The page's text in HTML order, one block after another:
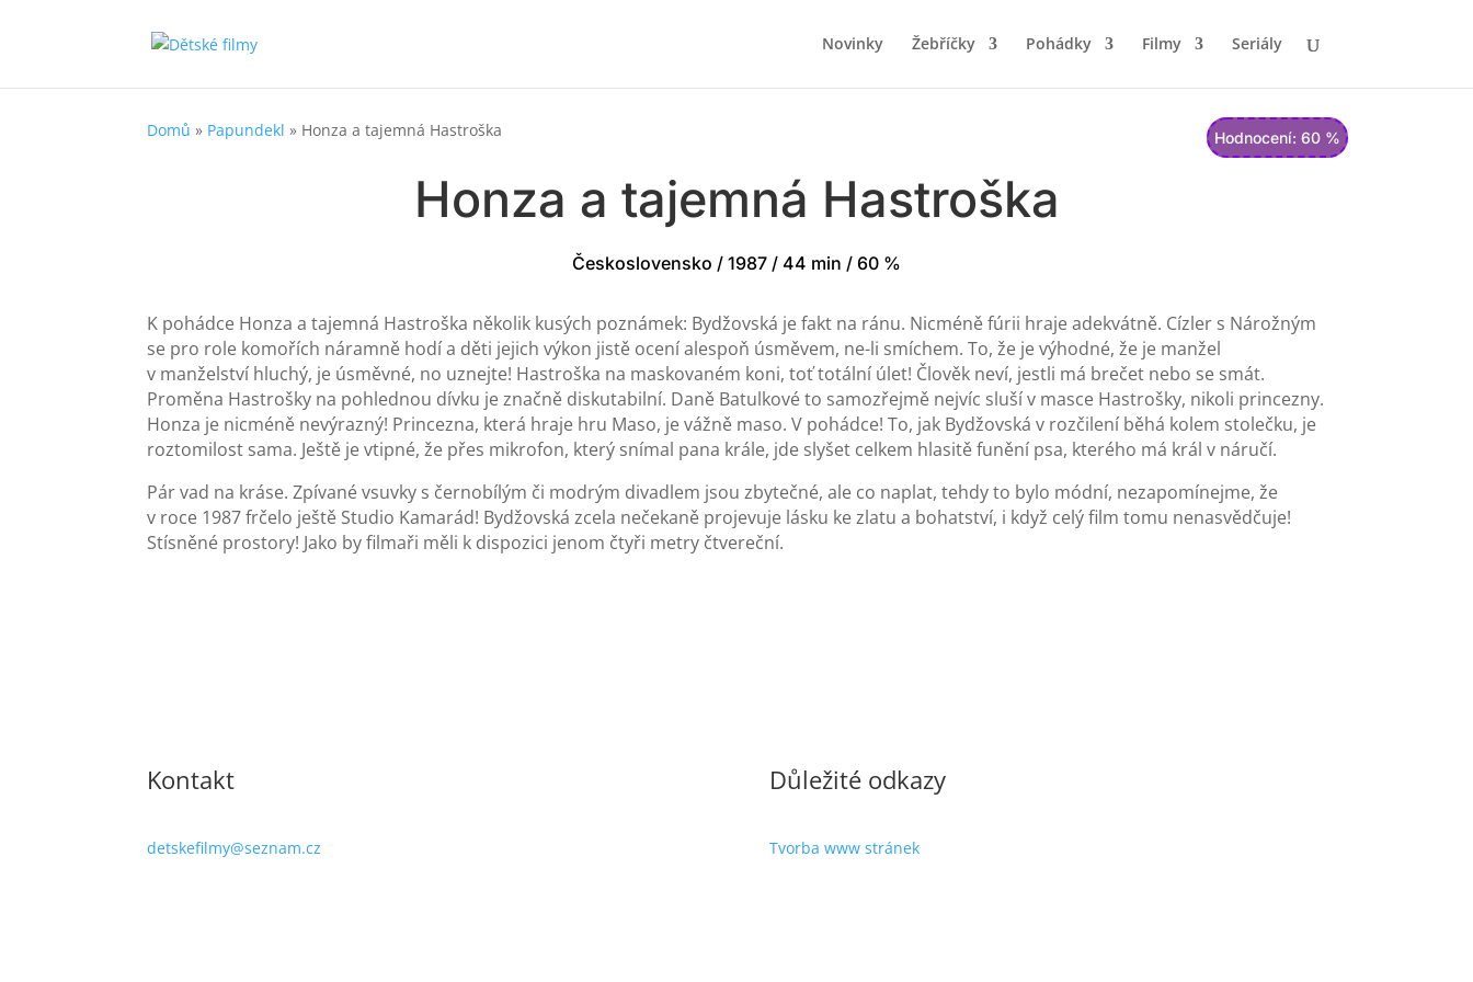
Novinky Žebříčky Pohádky Filmy Seriály
Hodnocení: 60 %
Domů » Papundekl » Honza a tajemná Hastroška
Honza a tajemná Hastroška
Československo / 1987 / 44 min / 60 %
K pohádce Honza a tajemná Hastroška několik kusých poznámek: Bydžovská je fakt na ránu. Nicméně fúrii hraje adekvátně. Cízler s Nárožným
se pro role komořích náramně hodí a děti jejich výkon jistě ocení alespoň úsměvem, ne-li smíchem. To, že je výhodné, že je manžel
v manželství hluchý, je úsměvné, no uznejte! Hastroška na maskovaném koni, toť totální úlet! Člověk neví, jestli má brečet nebo se smát.
Proměna Hastrošky na pohlednou dívku je značně diskutabilní. Daně Batulkové to samozřejmě nejvíc sluší v masce Hastrošky, nikoli princezny.
Honza je nicméně nevýrazný! Princezna, která hraje hru Maso, je vážně maso. V pohádce! To, jak Bydžovská v rozčilení běhá kolem stolečku, je
roztomilost sama. Ještě je vtipné, že přes mikrofon, který snímal pana krále, jde slyšet celkem hlasitě funění psa, kterého má král v náručí.
Pár vad na kráse. Zpívané vsuvky s černobílým či modrým divadlem jsou zbytečné, ale co naplat, tehdy to bylo módní, nezapomínejme, že
v roce 1987 frčelo ještě Studio Kamarád! Bydžovská zcela nečekaně projevuje lásku ke zlatu a bohatství, i když celý film tomu nenasvědčuje!
Stísněné prostory! Jako by filmaři měli k dispozici jenom čtyři metry čtvereční.
Kontakt
detskefilmy@seznam.cz
Důležité odkazy
Tvorba www stránek